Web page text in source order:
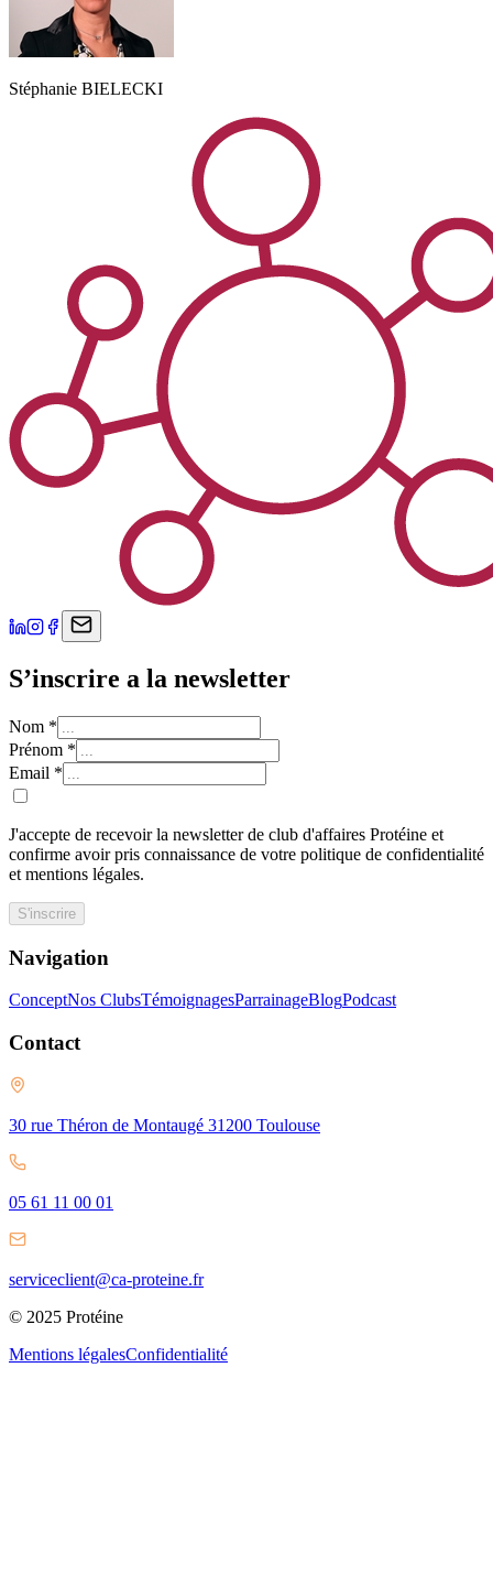
Stéphanie BIELECKI
S’inscrire a la newsletter
Nom *
Prénom *
Email *
J'accepte de recevoir la newsletter de club d'affaires Protéine et
confirme avoir pris connaissance de votre politique de confidentialité
et mentions légales.
S'inscrire
Navigation
ConceptNos ClubsTémoignagesParrainageBlogPodcast
Contact
30 rue Théron de Montaugé 31200 Toulouse
05 61 11 00 01
serviceclient@ca-proteine.fr
© 2025 Protéine
Mentions légalesConfidentialité